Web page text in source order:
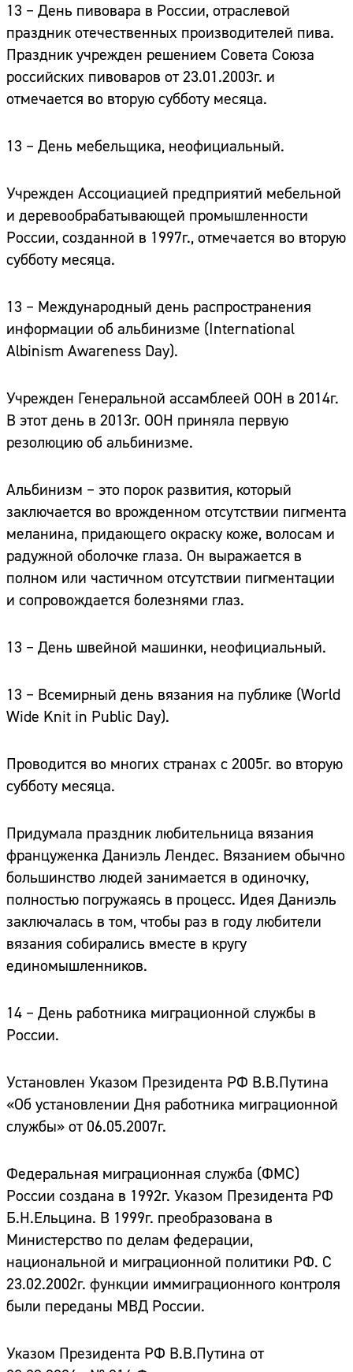
13 – День пивовара в России, отраслевой
праздник отечественных производителей пива.
Праздник учрежден решением Совета Союза
российских пивоваров от 23.01.2003г. и
отмечается во вторую субботу месяца.
13 – День мебельщика, неофициальный.
Учрежден Ассоциацией предприятий мебельной
и деревообрабатывающей промышленности
России, созданной в 1997г., отмечается во вторую
субботу месяца.
13 – Международный день распространения
информации об альбинизме (International
Albinism Awareness Day).
Учрежден Генеральной ассамблеей ООН в 2014г.
В этот день в 2013г. ООН приняла первую
резолюцию об альбинизме.
Альбинизм – это порок развития, который
заключается во врожденном отсутствии пигмента
меланина, придающего окраску коже, волосам и
радужной оболочке глаза. Он выражается в
полном или частичном отсутствии пигментации
и сопровождается болезнями глаз.
13 – День швейной машинки, неофициальный.
13 – Всемирный день вязания на публике (World
Wide Knit in Public Day).
Проводится во многих странах с 2005г. во вторую
субботу месяца.
Придумала праздник любительница вязания
француженка Даниэль Лендес. Вязанием обычно
большинство людей занимается в одиночку,
полностью погружаясь в процесс. Идея Даниэль
заключалась в том, чтобы раз в году любители
вязания собирались вместе в кругу
единомышленников.
14 – День работника миграционной службы в
России.
Установлен Указом Президента РФ В.В.Путина
«Об установлении Дня работника миграционной
службы» от 06.05.2007г.
Федеральная миграционная служба (ФМС)
России создана в 1992г. Указом Президента РФ
Б.Н.Ельцина. В 1999г. преобразована в
Министерство по делам федерации,
национальной и миграционной политики РФ. С
23.02.2002г. функции иммиграционного контроля
были переданы МВД России.
Указом Президента РФ В.В.Путина от